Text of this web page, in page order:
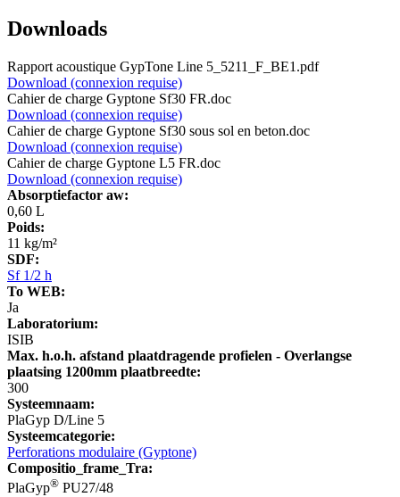
Downloads
Rapport acoustique GypTone Line 5_5211_F_BE1.pdf
Download (connexion requise)
Cahier de charge Gyptone Sf30 FR.doc
Download (connexion requise)
Cahier de charge Gyptone Sf30 sous sol en beton.doc
Download (connexion requise)
Cahier de charge Gyptone L5 FR.doc
Download (connexion requise)
Absorptiefactor aw:
0,60 L
Poids:
11 kg/m²
SDF:
Sf 1/2 h
To WEB:
Ja
Laboratorium:
ISIB
Max. h.o.h. afstand plaatdragende profielen - Overlangse
plaatsing 1200mm plaatbreedte:
300
Systeemnaam:
PlaGyp D/Line 5
Systeemcategorie:
Perforations modulaire (Gyptone)
Compositio_frame_Tra:
PlaGyp® PU27/48